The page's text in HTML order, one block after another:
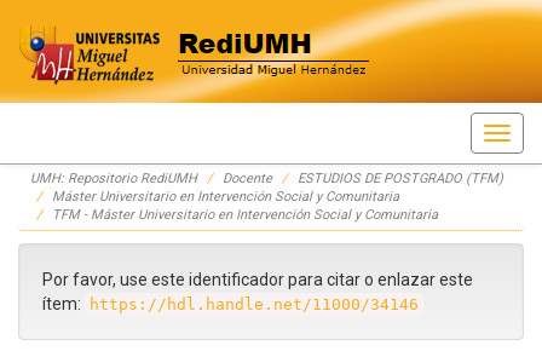
Skip
navigation
UMH: Repositorio RediUMH Docente
ESTUDIOS DE POSTGRADO (TFM)
Máster Universitario en Intervención Social y Comunitaria
TFM - Máster Universitario en Intervención Social y Comunitaria
Por favor, use este identificador para citar o enlazar este
ítem:
https://hdl.handle.net/11000/34146